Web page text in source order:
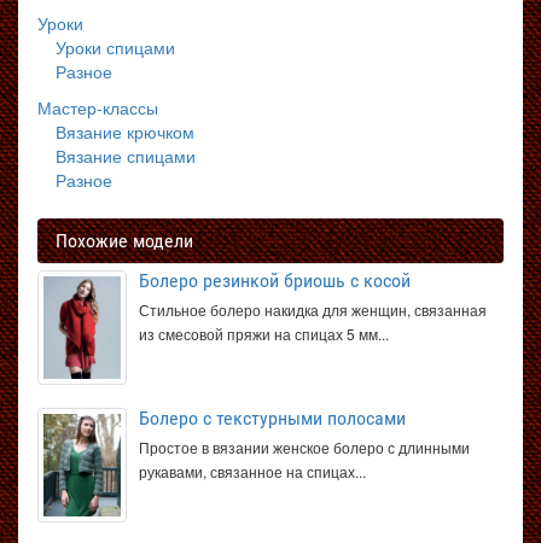
Уроки
Уроки спицами
Разное
Мастер-классы
Вязание крючком
Вязание спицами
Разное
Похожие модели
Болеро резинкой бриошь с косой
Стильное болеро накидка для женщин, связанная
из смесовой пряжи на спицах 5 мм...
Болеро с текстурными полосами
Простое в вязании женское болеро с длинными
рукавами, связанное на спицах...